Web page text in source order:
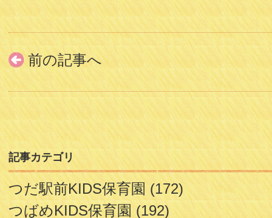
前の記事へ
記事カテゴリ
つだ駅前KIDS保育園(172)
つばめKIDS保育園(192)